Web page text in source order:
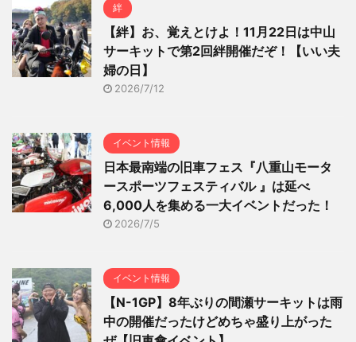
絆
【絆】お、覚えとけよ！11月22日は中山
サーキットで第2回絆開催だぞ！【いい夫
婦の日】
2026/7/12
イベント情報
日本最南端の旧車フェス『八重山モータ
ースポーツフェスティバル 』は延べ
6,000人を集める一大イベントだった！
2026/7/5
イベント情報
【N-1GP】8年ぶりの間瀬サーキットは雨
中の開催だったけどめちゃ盛り上がった